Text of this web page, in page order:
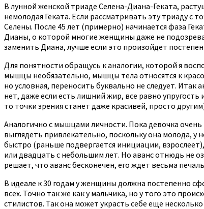
В лунной женской триаде Селена-Диана-Геката,
немолодая Геката. Если рассматривать эту триаду с
Селены. После 45 лет (примерно) начинается фаза
Дианы, о которой многие женщины даже не
заменить Диана, лучше если это произойдет
Для понятности обращусь к аналогии, которой я
мышцы необязательно, мышцы тела относятся к
но условная, переносить буквально не следует.
нет, даже если есть лишний жир, все равно
то точки зрения станет даже красивей, просто
Аналогично с мышцами личности. Пока девочка
выглядеть привлекательно, поскольку она молода,
быстро (раньше подвергается инициации,
или двадцать с небольшим лет. Но аванс отнюдь не
решает, что аванс бесконечен, его ждет весьма
В идеале к 30 годам у женщины должна постепенно
всех. Точно так же как у мальчика, но у того это
стилистов. Так она может украсть себе еще